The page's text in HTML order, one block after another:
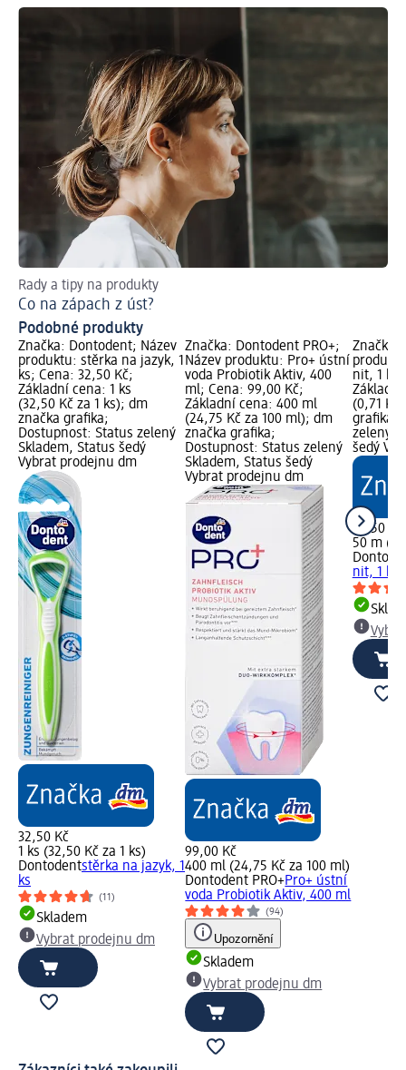
Rady a tipy na produkty
Co na zápach z úst?
Podobné produkty
Značka: Dontodent; Název
produktu: stěrka na jazyk, 1
ks; Cena: 32,50 Kč;
Základní cena: 1 ks
(32,50 Kč za 1 ks); dm
značka grafika;
Dostupnost: Status zelený
Skladem, Status šedý
Vybrat prodejnu dm
32,50 Kč
1 ks (32,50 Kč za 1 ks)
Dontodentstěrka na jazyk, 1
ks
(11)
Skladem
Vybrat prodejnu dm
Značka: Dontodent PRO+;
Název produktu: Pro+ ústní
voda Probiotik Aktiv, 400
ml; Cena: 99,00 Kč;
Základní cena: 400 ml
(24,75 Kč za 100 ml); dm
značka grafika;
Dostupnost: Status zelený
Skladem, Status šedý
Vybrat prodejnu dm
99,00 Kč
400 ml (24,75 Kč za 100 ml)
Dontodent PRO+Pro+ ústní
voda Probiotik Aktiv, 400 ml
(94)
Upozornění
Skladem
Vybrat prodejnu dm
Značka:
nit, 1 ks;
(0,71 Kč
grafika;
zelený
šedý
35,50 Kč
50 m
nit, 1 ks